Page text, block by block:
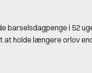
barselsdagpenge i 52
holde længere orlov